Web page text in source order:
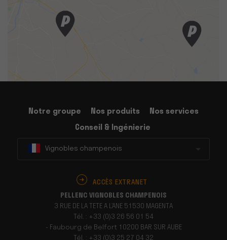
Notre groupe Nos produits
Nos services
Conseil & Ingénierie
Vignobles champenois
ACCÈS EXTRANET
PELLENC VIGNOBLES CHAMPENOIS
3 RUE DE LA TETE A L’ANE 51530 MAGENTA
Tél. : +33 (0)3 26 56 01 54
- Faubourg de Belfort 10200 BAR SUR AUBE
Tél. : +33 (0)3 25 27 04 32